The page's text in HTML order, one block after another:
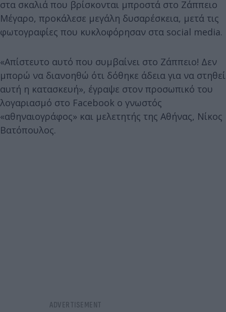
στα σκαλιά που βρίσκονται μπροστά στο Ζάππειο
Μέγαρο, προκάλεσε μεγάλη δυσαρέσκεια, μετά τις
φωτογραφίες που κυκλοφόρησαν στα social media.
«Απίστευτο αυτό που συμβαίνει στο Ζάππειο! Δεν
μπορώ να διανοηθώ ότι δόθηκε άδεια για να στηθεί
αυτή η κατασκευή», έγραψε στον προσωπικό του
λογαριασμό στο Facebook ο γνωστός
«αθηναιογράφος» και μελετητής της Αθήνας, Νίκος
Βατόπουλος.